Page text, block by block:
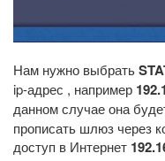
Нам нужно выбрать
ip-адрес , например
данном случае она
прописать шлюз через
доступ в Интернет